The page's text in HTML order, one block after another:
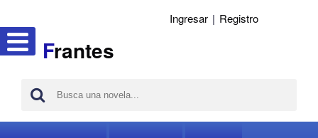
Frantes
Ingresar | Registro